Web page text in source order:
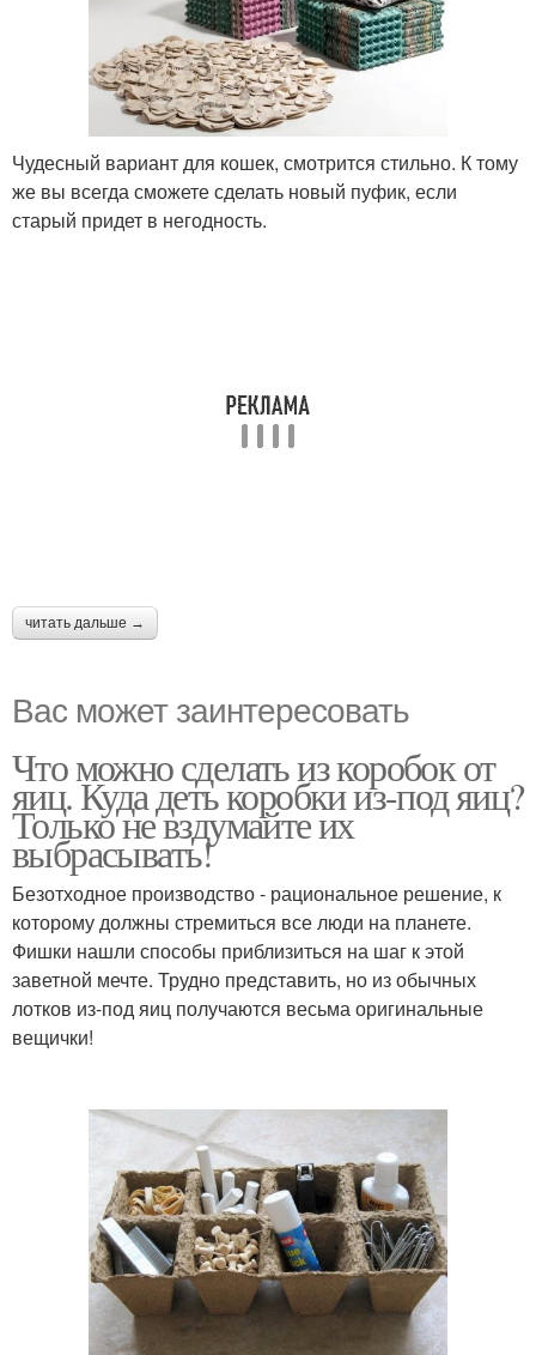
Чудесный вариант для кошек, смотрится стильно. К тому
же вы всегда сможете сделать новый пуфик, если
старый придет в негодность.
читать дальше →
Вас может заинтересовать
Что можно сделать из коробок от
яиц. Куда деть коробки из-под яиц?
Только не вздумайте их
выбрасывать!
Безотходное производство - рациональное решение, к
которому должны стремиться все люди на планете.
Фишки нашли способы приблизиться на шаг к этой
заветной мечте. Трудно представить, но из обычных
лотков из-под яиц получаются весьма оригинальные
вещички!